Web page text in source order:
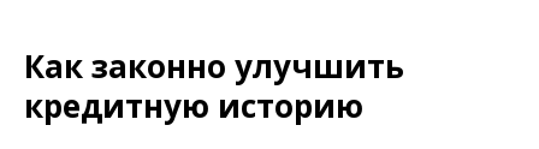
Как законно улучшить
кредитную историю